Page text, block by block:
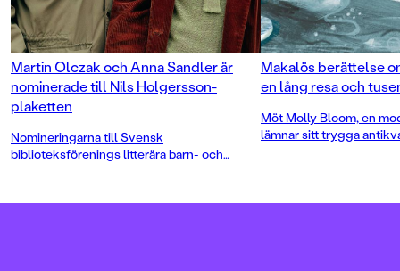
Martin Olczak och Anna Sandler är
nominerade till Nils Holgersson-
plaketten
Nomineringarna till Svensk
biblioteksförenings litterära barn- och
fasansfulla och fantastiska resasom
Makalös berättelse
en lång resa och
Möt Molly Bloom, en
lämnar sitt trygga
oförglömliga karaktärer